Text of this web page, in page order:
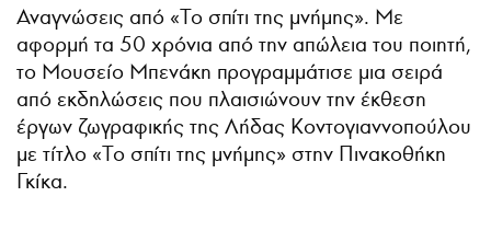
Αναγνώσεις από «Το σπίτι της μνήμης». Με
αφορμή τα 50 χρόνια από την απώλεια του ποιητή,
το Μουσείο Μπενάκη προγραμμάτισε μια σειρά
από εκδηλώσεις που πλαισιώνουν την έκθεση
έργων ζωγραφικής της Λήδας Κοντογιαννοπούλου
με τίτλο «Το σπίτι της μνήμης» στην Πινακοθήκη
Γκίκα.